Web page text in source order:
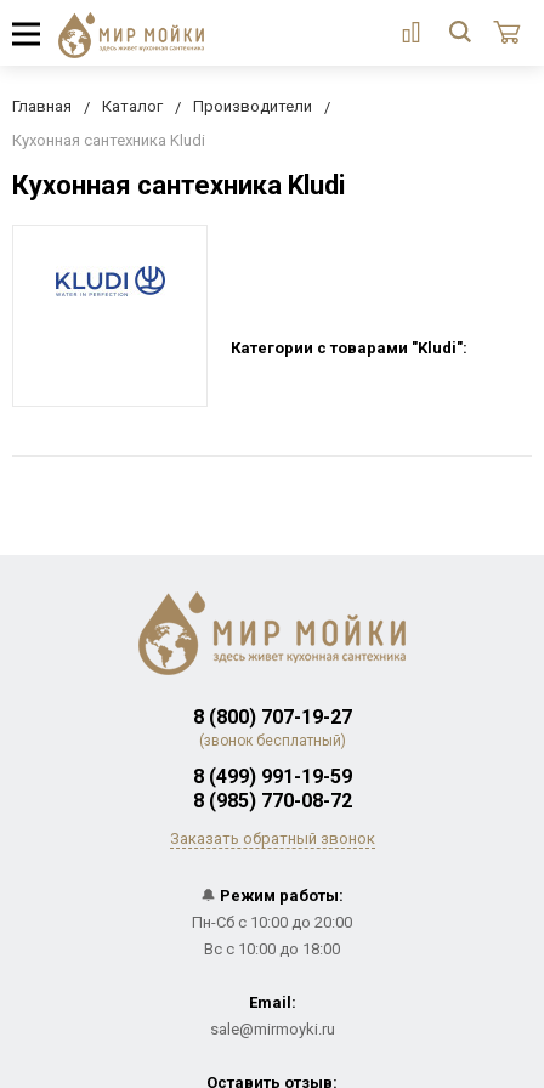
Главная Каталог
Производители
Кухонная сантехника Kludi
Кухонная сантехника Kludi
Категории с товарами "Kludi":
8 (800) 707-19-27
(звонок бесплатный)
8 (499) 991-19-59
8 (985) 770-08-72
Заказать обратный звонок
🔔 Режим работы:
Пн-Сб с 10:00 до 20:00
Вс с 10:00 до 18:00
Email:
sale@mirmoyki.ru
Оставить отзыв: